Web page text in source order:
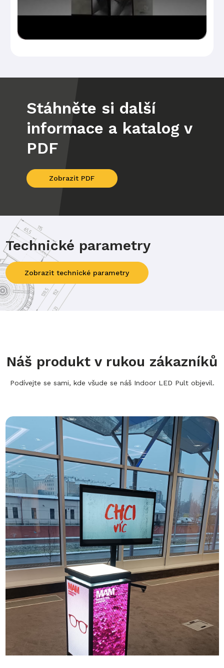
Stáhněte si další
informace a katalog v
PDF
Zobrazit PDF
Technické parametry
Zobrazit technické parametry
Výška (bez plexiskla)
Šířka
37 cm
Hloubka
37 cm
Výška
64 cm
Šířka
32 cm
Úhlopříčka
28,1" (71,5 cm)
Poměr stran
Rozteč pixelů
P2 - 2 mm
Technologie
LED s GOB
Celkové rozlišení (4 displeje)
640 x 320 px
Rozlišení (1 displej)
160 x 320 px
Jas
1000 nit
Průměrná spotřeba
145 W
Špičková spotřeba
440 W
Napájení
PowerCon 230V
3x (WiFi, Access point, 4G)
RJ45
Mobilní internet 4G
Ano (na požádání)
Náš produkt v rukou zákazníků
Podívejte se sami, kde všude se náš Indoor LED Pult objevil.